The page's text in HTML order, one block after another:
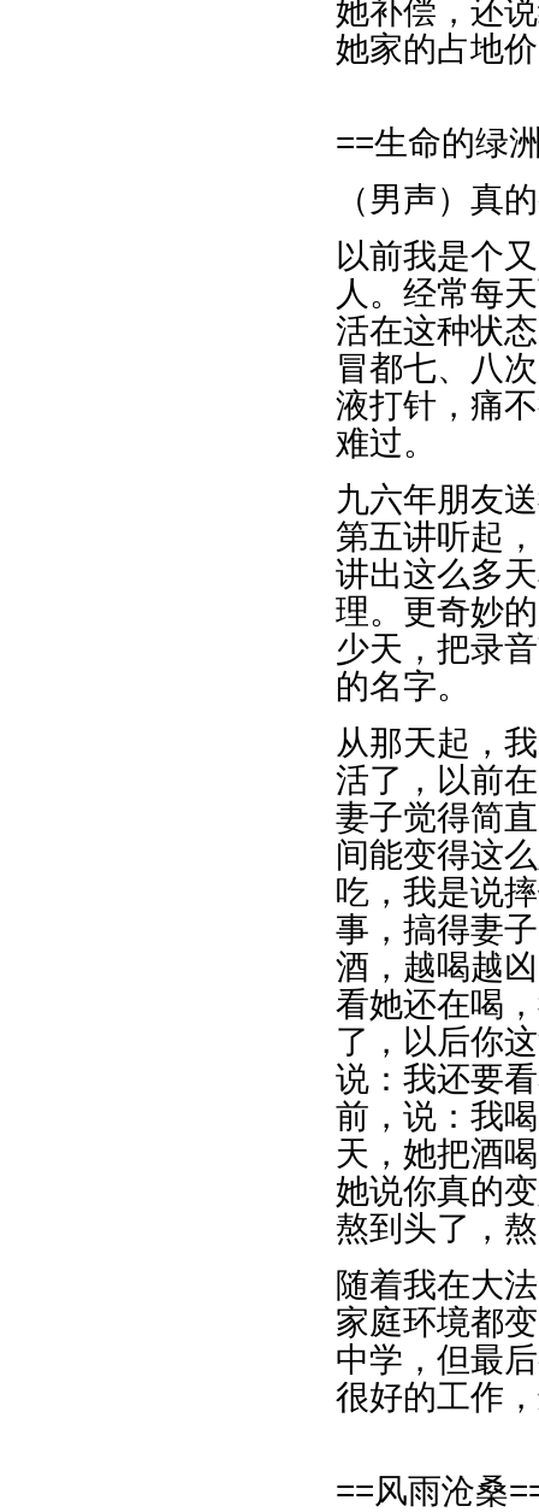
她补偿，还
她家的占地
==生命的绿
（男声）真
以前我是个
人。经常每
活在这种状
冒都七、八
液打针，痛
难过。
九六年朋友
第五讲听起
讲出这么多
理。更奇妙
少天，把录
的名字。
从那天起，
活了，以前
妻子觉得简
间能变得这
吃，我是说
事，搞得妻
酒，越喝越
看她还在喝
了，以后你
说：我还要
前，说：我
天，她把酒
她说你真的
熬到头了，
随着我在大
家庭环境都
中学，但最
很好的工作
==风雨沧桑